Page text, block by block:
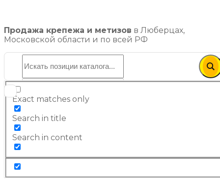
Продажа крепежа и метизов в Люберцах,
Московской области и по всей РФ
Exact matches only
Search in title
Search in content